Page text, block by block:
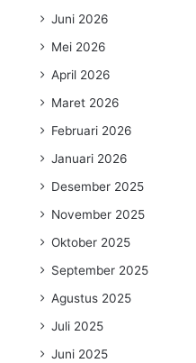
Juni 2026
Mei 2026
April 2026
Maret 2026
Februari 2026
Januari 2026
Desember 2025
November 2025
Oktober 2025
September 2025
Agustus 2025
Juli 2025
Juni 2025